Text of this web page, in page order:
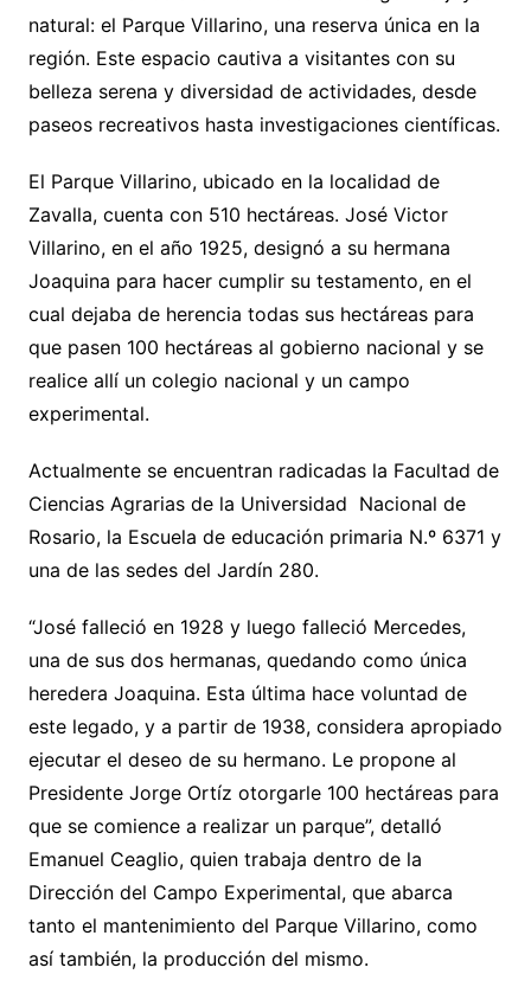
natural: el Parque Villarino, una reserva única en la
región. Este espacio cautiva a visitantes con su
belleza serena y diversidad de actividades, desde
paseos recreativos hasta investigaciones científicas.
El Parque Villarino, ubicado en la localidad de
Zavalla, cuenta con 510 hectáreas. José Victor
Villarino, en el año 1925, designó a su hermana
Joaquina para hacer cumplir su testamento, en el
cual dejaba de herencia todas sus hectáreas para
que pasen 100 hectáreas al gobierno nacional y se
realice allí un colegio nacional y un campo
experimental.
Actualmente se encuentran radicadas la Facultad de
Ciencias Agrarias de la Universidad Nacional de
Rosario, la Escuela de educación primaria N.º 6371 y
una de las sedes del Jardín 280.
“José falleció en 1928 y luego falleció Mercedes,
una de sus dos hermanas, quedando como única
heredera Joaquina. Esta última hace voluntad de
este legado, y a partir de 1938, considera apropiado
ejecutar el deseo de su hermano. Le propone al
Presidente Jorge Ortíz otorgarle 100 hectáreas para
que se comience a realizar un parque”, detalló
Emanuel Ceaglio, quien trabaja dentro de la
Dirección del Campo Experimental, que abarca
tanto el mantenimiento del Parque Villarino, como
así también, la producción del mismo.